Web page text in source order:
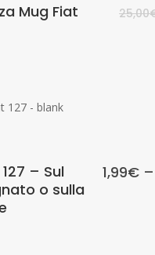
Mug Fiat
25,00
– Sul
o sulla
1,99€ –